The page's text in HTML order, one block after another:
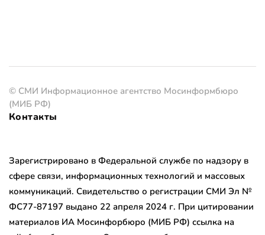
© СМИ Информационное агентство Мосинформбюро
(МИБ РФ)
Контакты
Зарегистрировано в Федеральной службе по надзору в
сфере связи, информационных технологий и массовых
коммуникаций. Свидетельство о регистрации СМИ Эл №
ФС77-87197 выдано 22 апреля 2024 г. При цитировании
материалов ИА Мосинфорбюро (МИБ РФ) ссылка на